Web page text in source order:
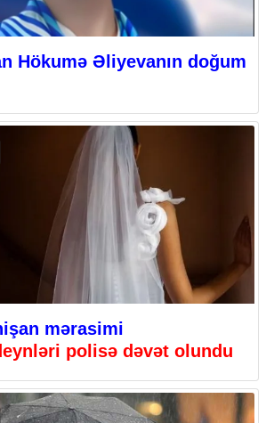
Hökumə Əliyevanın doğum
mərasimi
polisə dəvət olundu